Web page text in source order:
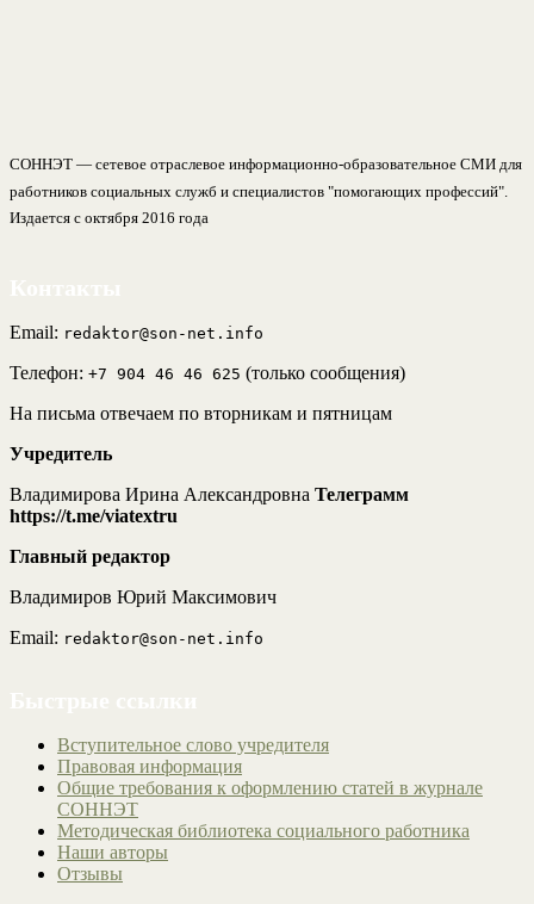
СОННЭТ — сетевое отраслевое информационно-образовательное СМИ для
работников социальных служб и специалистов "помогающих профессий".
Издается с октября 2016 года
Email: redaktor@son-net.info
Телефон: +7 904 46 46 625 (только сообщения)
На письма отвечаем по вторникам и пятницам
Учредитель
Владимирова Ирина Александровна Телеграмм
https://t.me/viatextru
Главный редактор
Владимиров Юрий Максимович
Email: redaktor@son-net.info
Вступительное слово учредителя
Правовая информация
Общие требования к оформлению статей в журнале
СОННЭТ
Методическая библиотека социального работника
Наши авторы
Отзывы